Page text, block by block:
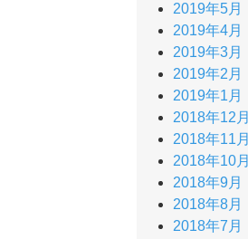
2019年5月
2019年4月
2019年3月
2019年2月
2019年1月
2018年12月
2018年11月
2018年10月
2018年9月
2018年8月
2018年7月